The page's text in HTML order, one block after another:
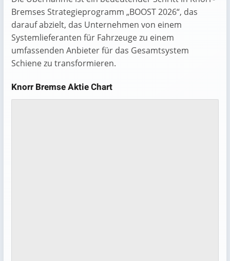
Bremses Strategieprogramm „BOOST 2026“, das
darauf abzielt, das Unternehmen von einem
Systemlieferanten für Fahrzeuge zu einem
umfassenden Anbieter für das Gesamtsystem
Schiene zu transformieren.
Knorr Bremse Aktie Chart